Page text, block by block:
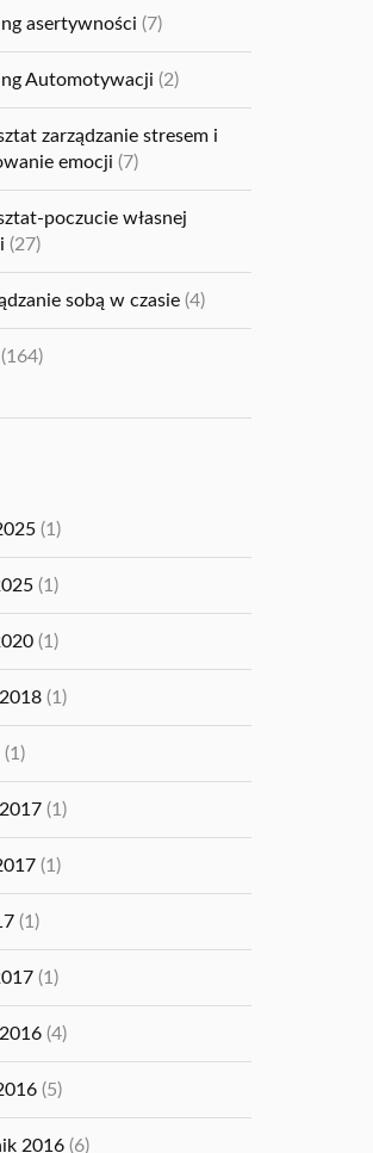
asertywności (7)
Automotywacji (2)
zarządzanie stresem i
emocji (7)
poczucie własnej
(27)
sobą w czasie (4)
(1)
(1)
(1)
(1)
(1)
(1)
(1)
(1)
(1)
(4)
(5)
2016 (6)